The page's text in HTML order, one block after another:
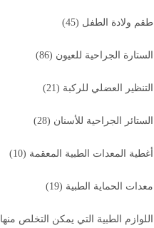
طقم ولادة الطفل (45)
الستارة الجراحية للعيون (86)
التنظير العضلي للركبة (21)
الستائر الجراحية للأسنان (28)
أغطية المعدات الطبية المعقمة (10)
معدات الحماية الطبية (19)
اللوازم الطبية التي يمكن التخلص منها